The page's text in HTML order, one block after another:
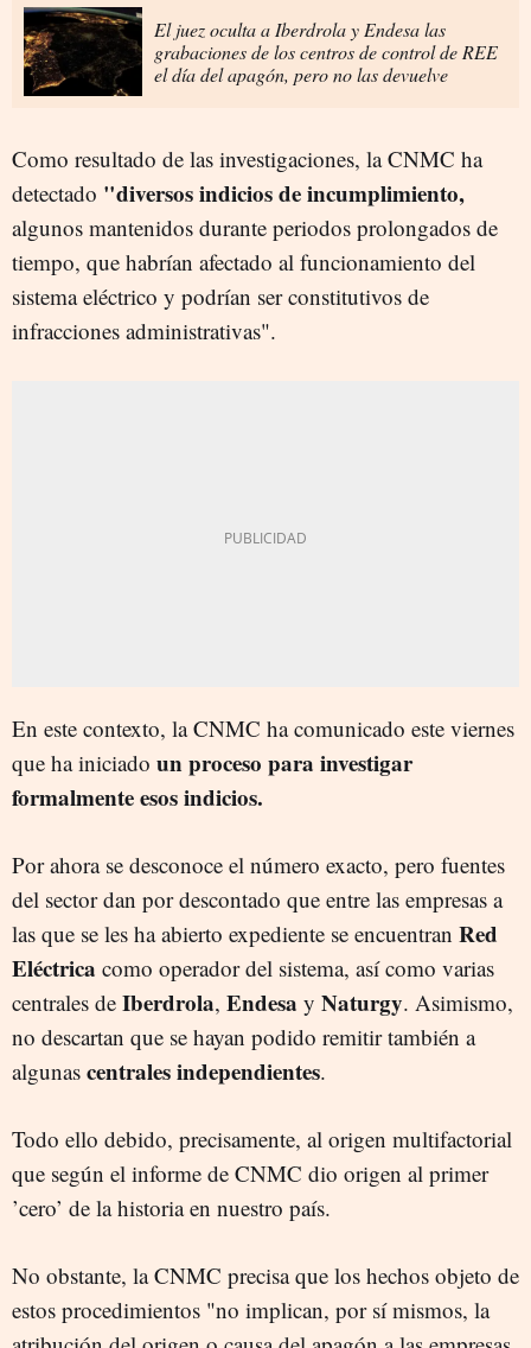
El juez oculta a Iberdrola y Endesa las
grabaciones de los centros de control de REE
el día del apagón, pero no las devuelve
Como resultado de las investigaciones, la CNMC ha
detectado "diversos indicios de incumplimiento,
algunos mantenidos durante periodos prolongados de
tiempo, que habrían afectado al funcionamiento del
sistema eléctrico y podrían ser constitutivos de
infracciones administrativas".
En este contexto, la CNMC ha comunicado este viernes
que ha iniciado un proceso para investigar
formalmente esos indicios.
Por ahora se desconoce el número exacto, pero fuentes
del sector dan por descontado que entre las empresas a
las que se les ha abierto expediente se encuentran Red
Eléctrica como operador del sistema, así como varias
centrales de Iberdrola, Endesa y Naturgy. Asimismo,
no descartan que se hayan podido remitir también a
algunas centrales independientes.
Todo ello debido, precisamente, al origen multifactorial
que según el informe de CNMC dio origen al primer
’cero’ de la historia en nuestro país.
No obstante, la CNMC precisa que los hechos objeto de
estos procedimientos "no implican, por sí mismos, la